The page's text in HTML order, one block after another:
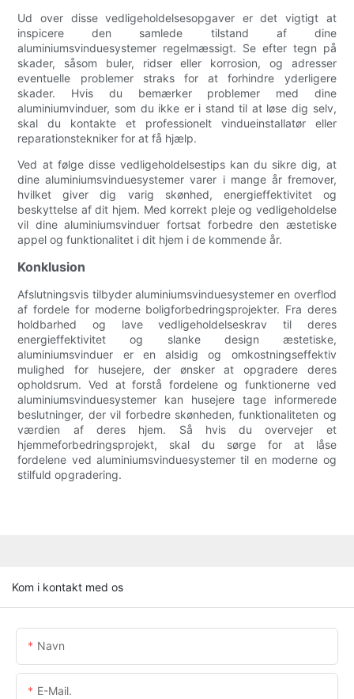
Ud over disse vedligeholdelsesopgaver er det vigtigt at
inspicere den samlede tilstand af dine
aluminiumsvinduesystemer regelmæssigt. Se efter tegn på
skader, såsom buler, ridser eller korrosion, og adresser
eventuelle problemer straks for at forhindre yderligere
skader. Hvis du bemærker problemer med dine
aluminiumvinduer, som du ikke er i stand til at løse dig selv,
skal du kontakte et professionelt vindueinstallatør eller
reparationstekniker for at få hjælp.
Ved at følge disse vedligeholdelsestips kan du sikre dig, at
dine aluminiumsvinduesystemer varer i mange år fremover,
hvilket giver dig varig skønhed, energieffektivitet og
beskyttelse af dit hjem. Med korrekt pleje og vedligeholdelse
vil dine aluminiumsvinduer fortsat forbedre den æstetiske
appel og funktionalitet i dit hjem i de kommende år.
Konklusion
Afslutningsvis tilbyder aluminiumsvinduesystemer en overflod
af fordele for moderne boligforbedringsprojekter. Fra deres
holdbarhed og lave vedligeholdelseskrav til deres
energieffektivitet og slanke design æstetiske,
aluminiumsvinduer er en alsidig og omkostningseffektiv
mulighed for husejere, der ønsker at opgradere deres
opholdsrum. Ved at forstå fordelene og funktionerne ved
aluminiumsvinduesystemer kan husejere tage informerede
beslutninger, der vil forbedre skønheden, funktionaliteten og
værdien af ​​deres hjem. Så hvis du overvejer et
hjemmeforbedringsprojekt, skal du sørge for at låse
fordelene ved aluminiumsvinduesystemer til en moderne og
stilfuld opgradering.
Kom i kontakt med os
Navn
E-Mail.